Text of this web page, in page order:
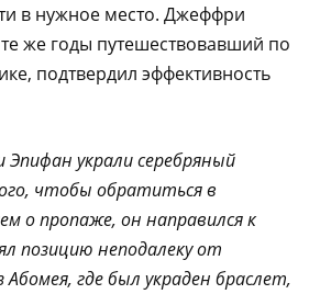
в нужное место. Джеффри
же годы путешествовавший по
подтвердил эффективность
украли серебряный
чтобы обратиться в
о пропаже, он направился к
позицию неподалеку от
Абомея, где был украден браслет,